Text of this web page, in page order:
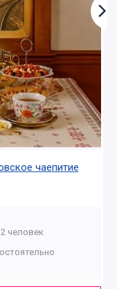
чаепитие
человек